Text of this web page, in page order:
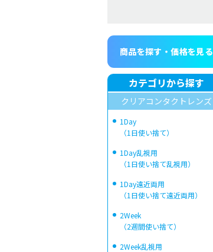
商品を探す・価格を見る
カテゴリから探す
クリアコンタクトレンズ
1Day
（1日使い捨て）
1Day乱視用
（1日使い捨て乱視用）
1Day遠近両用
（1日使い捨て遠近両用）
2Week
（2週間使い捨て）
2Week乱視用